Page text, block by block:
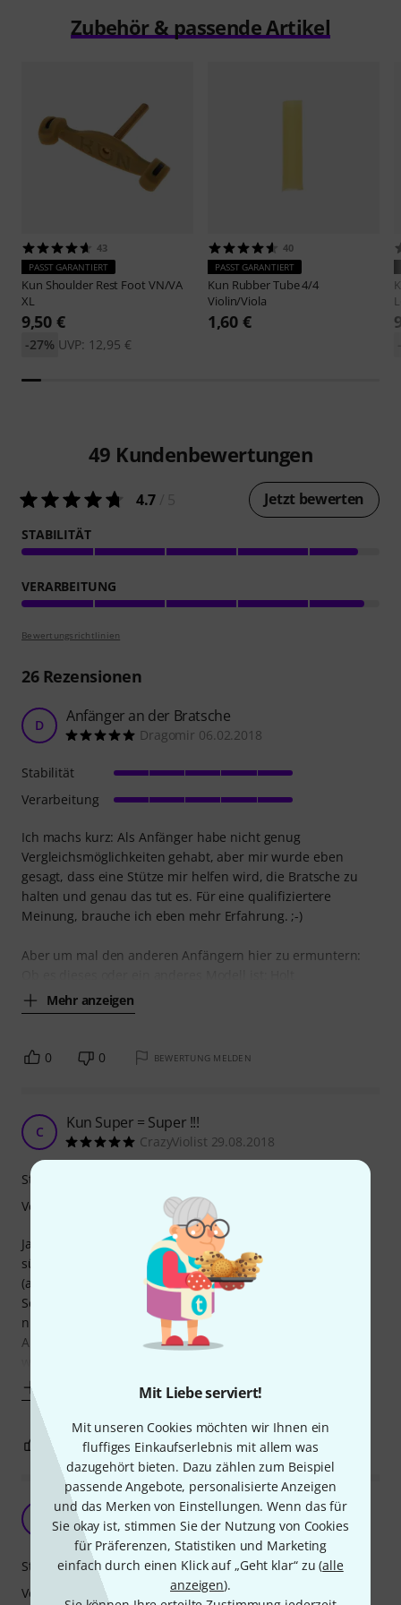
Mit Liebe serviert!
Mit unseren Cookies möchten wir Ihnen ein
fluffiges Einkaufserlebnis mit allem was
dazugehört bieten. Dazu zählen zum Beispiel
passende Angebote, personalisierte Anzeigen
und das Merken von Einstellungen. Wenn das für
Sie okay ist, stimmen Sie der Nutzung von Cookies
für Präferenzen, Statistiken und Marketing
einfach durch einen Klick auf „Geht klar“ zu (alle
anzeigen).
Zubehör & passende Artikel
43
PASST GARANTIERT
Kun Shoulder Rest Foot VN/VA
XL
9,50 €
UVP: 12,95 €
-27%
40
PASST GARANTIERT
Kun Rubber Tube 4/4
Violin/Viola
1,60 €
49 Kundenbewertungen
4.7 Jetzt bewerten
STABILITÄT
VERARBEITUNG
Bewertungsrichtlinien
26Rezensionen
D Anfänger an der Bratsche
Dragomir 06.02.2018
Ich machs kurz: Als Anfänger habe nicht genug
Vergleichsmöglichkeiten gehabt, aber mir wurde eben
gesagt, dass eine Stütze mir helfen wird, die Bratsche zu
halten und genau das tut es. Für eine qualifiziertere
Meinung, brauche ich eben mehr Erfahrung. ;-)
Aber um mal den anderen Anfängern hier zu ermuntern:
Mehr anzeigen
Stabilität
Verarbeitung
0 0 BEWERTUNG MELDEN
C Kun Super = Super !!!
CrazyViolist 29.08.2018
Ja, es gibt noch billigere Schulterstützen, und es gibt auch
sündhaft teure derer, wie z. B. die Pirastro Korfker Rest
(auch schon ausprobiert). Der Mehrwert der Luxus-
Schulterstützen erschließt sich mir allerdings immer noch
nicht. Die Kun-Super besticht durch ihre ergonomische
Ausführung und der fast stufenlosen Verstellbarkeit, was
Stabilität
Verarbeitung
0 0 BEWERTUNG MELDEN
Stufenlos einstellbare Stütze
Klassik-Video 24.05.2019
Stabilität
Verarbeitung